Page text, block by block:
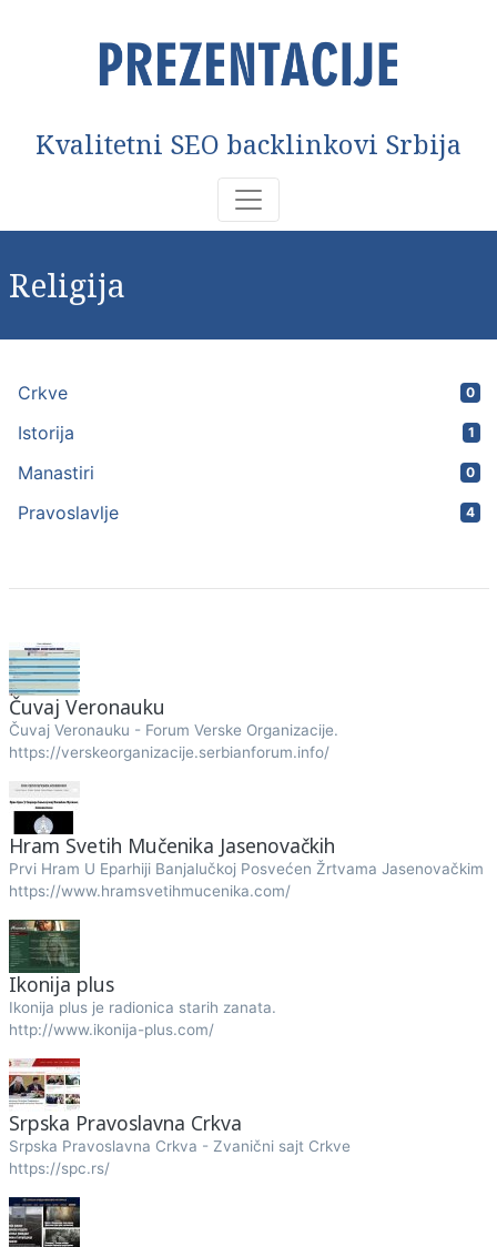
Kvalitetni SEO backlinkovi Srbija
Religija
Crkve 0
Istorija 1
Manastiri 0
Pravoslavlje 4
Čuvaj Veronauku
Čuvaj Veronauku - Forum Verske Organizacije.
https://verskeorganizacije.serbianforum.info/
Hram Svetih Mučenika Jasenovačkih
Prvi Hram U Eparhiji Banjalučkoj Posvećen Žrtvama Jasenovačkim
https://www.hramsvetihmucenika.com/
Ikonija plus
Ikonija plus je radionica starih zanata.
http://www.ikonija-plus.com/
Srpska Pravoslavna Crkva
Srpska Pravoslavna Crkva - Zvanični sajt Crkve
https://spc.rs/